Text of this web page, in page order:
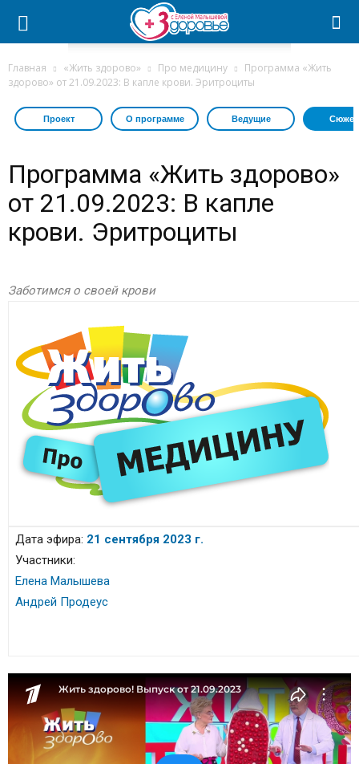
Главная «Жить здорово» Про медицину
Программа «Жить
здорово» от 21.09.2023: В капле крови. Эритроциты
Проект О программе Ведущие
Программа «Жить здорово»
от 21.09.2023: В капле
крови. Эритроциты
Заботимся о своей крови
Дата эфира: 21 сентября 2023 г.
Участники:
Елена Малышева
Андрей Продеус